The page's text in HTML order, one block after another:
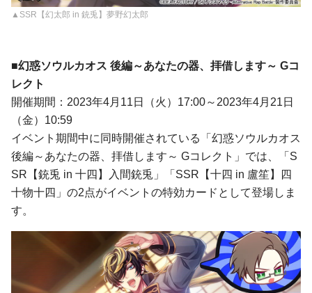
▲SSR【幻太郎 in 銃兎】夢野幻太郎
■幻惑ソウルカオス 後編～あなたの器、拝借します～ Gコ
レクト
開催期間：2023年4月11日（火）17:00～2023年4月21日
（金）10:59
イベント期間中に同時開催されている「幻惑ソウルカオス
後編～あなたの器、拝借します～ Gコレクト」では、「S
SR【銃兎 in 十四】入間銃兎」「SSR【十四 in 盧笙】四
十物十四」の2点がイベントの特効カードとして登場しま
す。